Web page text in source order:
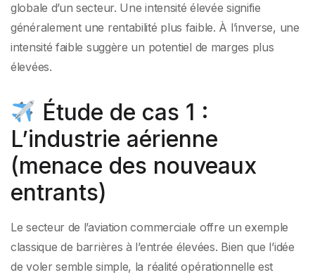
globale d’un secteur. Une intensité élevée signifie
généralement une rentabilité plus faible. À l’inverse, une
intensité faible suggère un potentiel de marges plus
élevées.
Étude de cas 1 :
L’industrie aérienne
(menace des nouveaux
entrants)
Le secteur de l’aviation commerciale offre un exemple
classique de barrières à l’entrée élevées. Bien que l’idée
de voler semble simple, la réalité opérationnelle est